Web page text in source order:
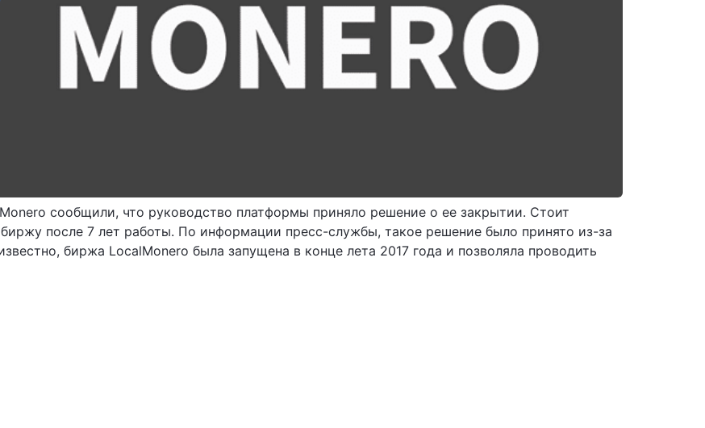
сообщили, что руководство платформы приняло решение о ее закрытии. Стоит
после 7 лет работы. По информации пресс-службы, такое решение было принято из-за
биржа LocalMonero была запущена в конце лета 2017 года и позволяла проводить